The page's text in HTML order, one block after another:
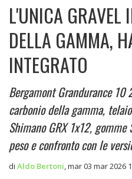
L'UNICA GRAVEL
DELLA GAMMA,
INTEGRATO
Bergamont Grandurance
carbonio della gamma,
Shimano GRX 1x12,
peso e confronto con le
di Aldo Bertoni mar 03 mar 2026